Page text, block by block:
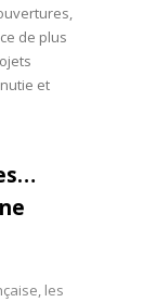
de plus
et
les